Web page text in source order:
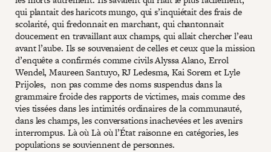
qui plantait des haricots mungo, qui s’inquiétait des frais de
scolarité, qui fredonnait en marchant, qui chantonnait
doucement en travaillant aux champs, qui allait chercher l’eau
avant l’aube. Ils se souvenaient de celles et ceux que la mission
d’enquête a confirmés comme civils Alyssa Alano, Errol
Wendel, Maureen Santuyo, RJ Ledesma, Kai Sorem et Lyle
Prijoles, non pas comme des noms suspendus dans la
grammaire froide des rapports de victimes, mais comme des
vies tissées dans les intimités ordinaires de la communauté,
dans les champs, les conversations inachevées et les avenirs
interrompus. Là où Là où l’État raisonne en catégories, les
populations se souviennent de personnes.